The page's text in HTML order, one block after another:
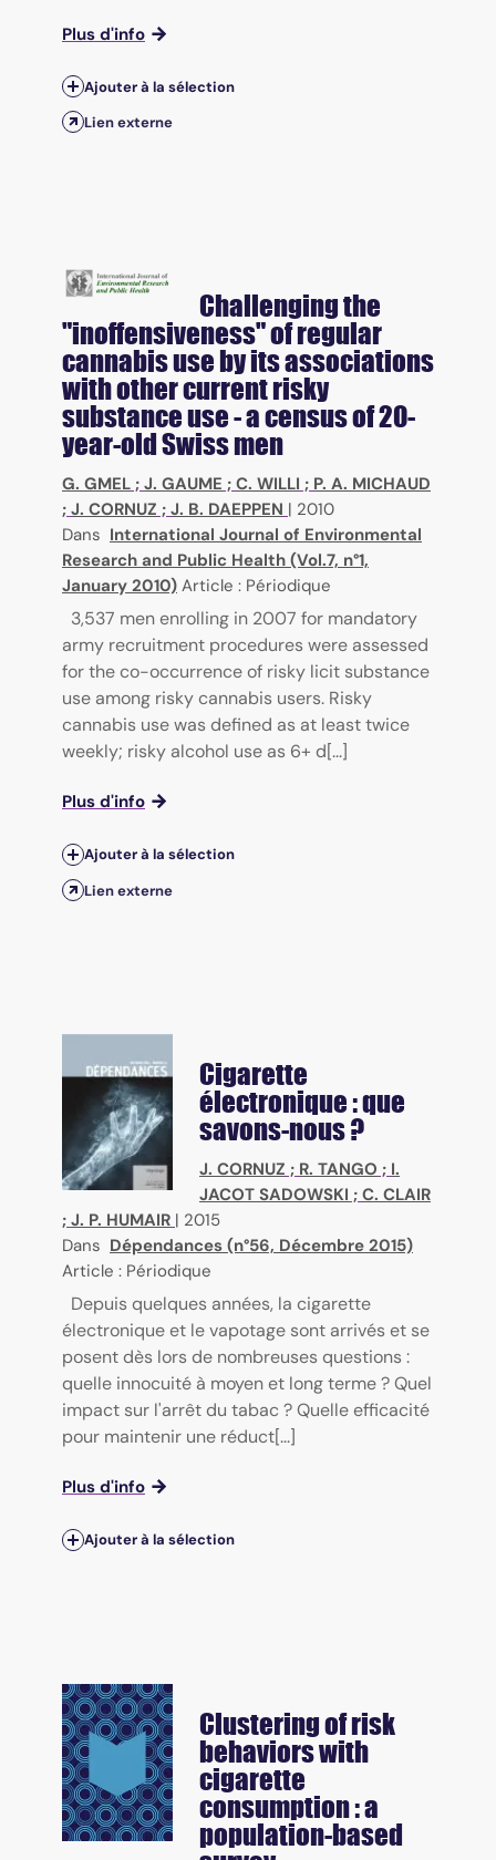
Plus d'info
Ajouter à la sélection
Lien externe
Challenging the
"inoffensiveness" of regular
cannabis use by its associations
with other current risky
substance use - a census of 20-
year-old Swiss men
G. GMEL ; J. GAUME ; C. WILLI ; P. A. MICHAUD
; J. CORNUZ ; J. B. DAEPPEN | 2010
Dans International Journal of Environmental
Research and Public Health (Vol.7, n°1,
January 2010) Article : Périodique
3,537 men enrolling in 2007 for mandatory
army recruitment procedures were assessed
for the co-occurrence of risky licit substance
use among risky cannabis users. Risky
cannabis use was defined as at least twice
weekly; risky alcohol use as 6+ d[...]
Plus d'info
Ajouter à la sélection
Lien externe
Cigarette
électronique : que
savons-nous ?
J. CORNUZ ; R. TANGO ; I.
JACOT SADOWSKI ; C. CLAIR
; J. P. HUMAIR | 2015
Dans Dépendances (n°56, Décembre 2015)
Article : Périodique
Depuis quelques années, la cigarette
électronique et le vapotage sont arrivés et se
posent dès lors de nombreuses questions :
quelle innocuité à moyen et long terme ? Quel
impact sur l'arrêt du tabac ? Quelle efficacité
pour maintenir une réduct[...]
Plus d'info
Ajouter à la sélection
Clustering of risk
behaviors with
cigarette
consumption : a
population-based